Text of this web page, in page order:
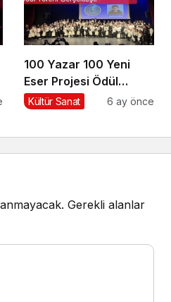
100 Yazar 100 Yeni
Eser Projesi Ödül
Töreni Gerçekleşti
Kültür Sanat 6 ay önce
Gerekli alanlar